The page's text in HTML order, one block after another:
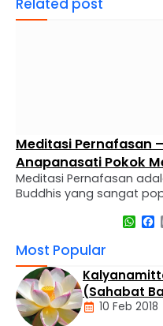
Related post
Meditasi Pernafasan
Anapanasati Pokok
Thera
Meditasi Pernafasan
Buddhis yang sangat
manusia Menurut
pikiran dalam
(Pencerapan). Ini adalah
kata ‘Thanam’ (tempat,
Kammatthana berarti …
Most Popular
(Sahabat
10 Feb 2018